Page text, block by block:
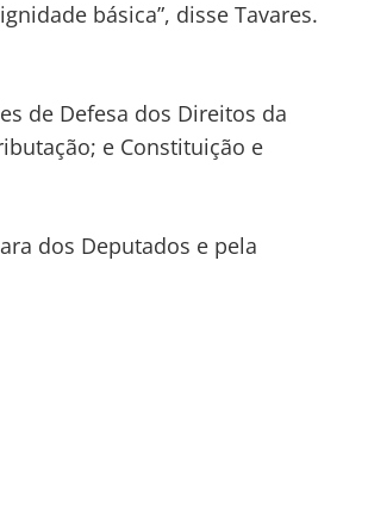
básica”, disse Tavares.
de Defesa dos Direitos da
e Constituição e
dos Deputados e pela